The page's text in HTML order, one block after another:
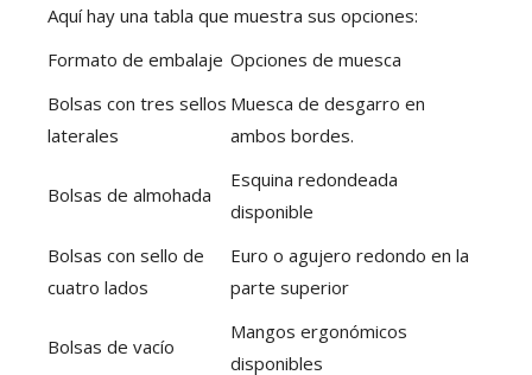
Aquí hay una tabla que muestra sus opciones:
Formato de embalaje Opciones de muesca
Bolsas con tres sellos
laterales
Muesca de desgarro en
ambos bordes.
Bolsas de almohada
Esquina redondeada
disponible
Bolsas con sello de
cuatro lados
Euro o agujero redondo en la
parte superior
Bolsas de vacío
Mangos ergonómicos
disponibles